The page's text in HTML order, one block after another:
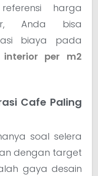
harga
Anda bisa
biaya pada
per m2
Cafe Paling
soal selera
dengan target
gaya desain